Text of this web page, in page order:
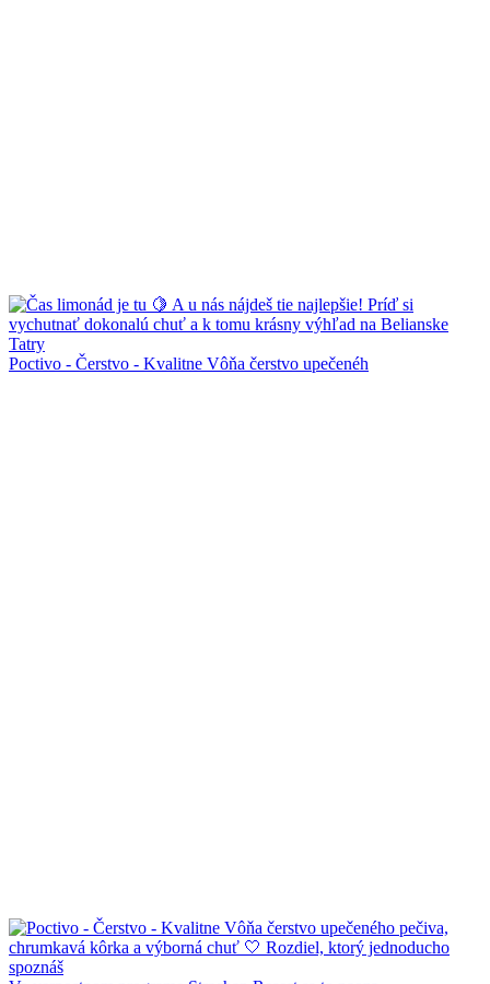
Poctivo - Čerstvo - Kvalitne Vôňa čerstvo upečenéh